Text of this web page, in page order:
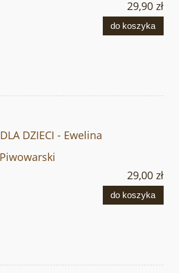
29,90 zł
do koszyka
DZIECI - Ewelina
29,00 zł
do koszyka